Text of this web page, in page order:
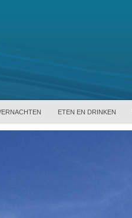
ETEN EN DRINKEN